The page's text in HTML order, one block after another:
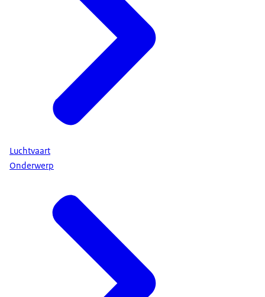
Luchtvaart
Onderwerp